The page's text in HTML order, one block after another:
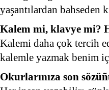
yaşantılardan bahseden
Kalem mi, klavye mi?
Kalemi daha çok tercih
kalemle yazmak benim
Okurlarınıza son